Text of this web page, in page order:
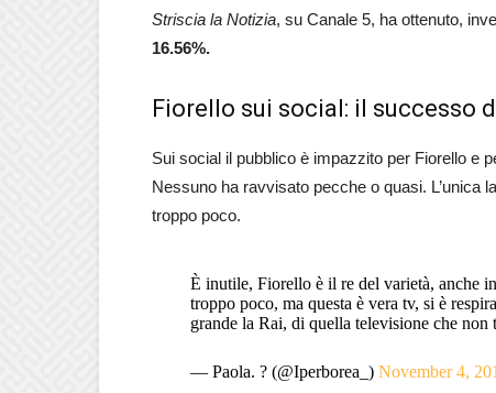
Striscia la Notizia, su Canale 5, ha ottenuto,
16.56%.
Fiorello sui social: il successo
Sui social il pubblico è impazzito per Fiorello e
Nessuno ha ravvisato pecche o quasi. L’unica
troppo poco.
È inutile, Fiorello è il re del varietà, anche
troppo poco, ma questa è vera tv, si è
grande la Rai, di quella televisione che non
— Paola. ? (@Iperborea_) November 4,